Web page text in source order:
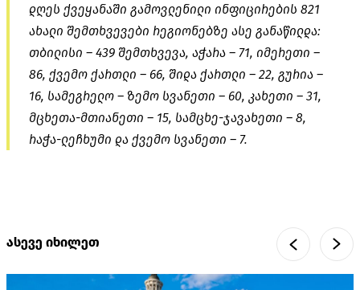
დღეს ქვეყანაში გამოვლენილი ინფიცირების 821
ახალი შემთხვევები რეგიონებზე ასე განაწილდა:
თბილისი – 439 შემთხვევა, აჭარა – 71, იმერეთი –
86, ქვემო ქართლი – 66, შიდა ქართლი – 22, გურია –
16, სამეგრელო – ზემო სვანეთი – 60, კახეთი – 31,
მცხეთა-მთიანეთი – 15, სამცხე-ჯავახეთი – 8,
რაჭა-ლეჩხუმი და ქვემო სვანეთი – 7.
ასევე იხილეთ